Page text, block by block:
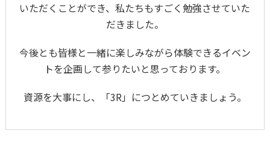
いただくことができ、私たちもすごく勉強させていた
だきました。
今後とも皆様と一緒に楽しみながら体験できるイベン
トを企画して参りたいと思っております。
資源を大事にし、「3R」につとめていきましょう。